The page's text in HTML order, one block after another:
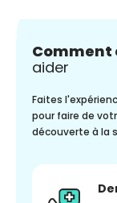
Comment
aider
Faites
pour faire de
découverte à la